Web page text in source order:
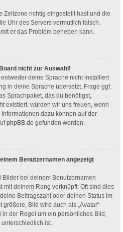
Zeitzone richtig eingestellt hast und die
Uhr des Servers vermutlich falsch.
er das Problem beheben kann.
nicht zur Auswahl!
deine Sprache nicht installiert
in deine Sprache übersetzt. Frage ggf.
Sprachpaket, das du benötigst,
existiert, würden wir uns freuen, wenn
dazu können auf der
phpBB.de gefunden werden.
Benutzernamen angezeigt
Bilder bei deinem Benutzernamen
mit deinem Rang verknüpft: Oft sind dies
Beitragszahl oder deinen Status im
Bild wird auch als „Avatar“
der Regel um ein persönliches Bild,
ist.